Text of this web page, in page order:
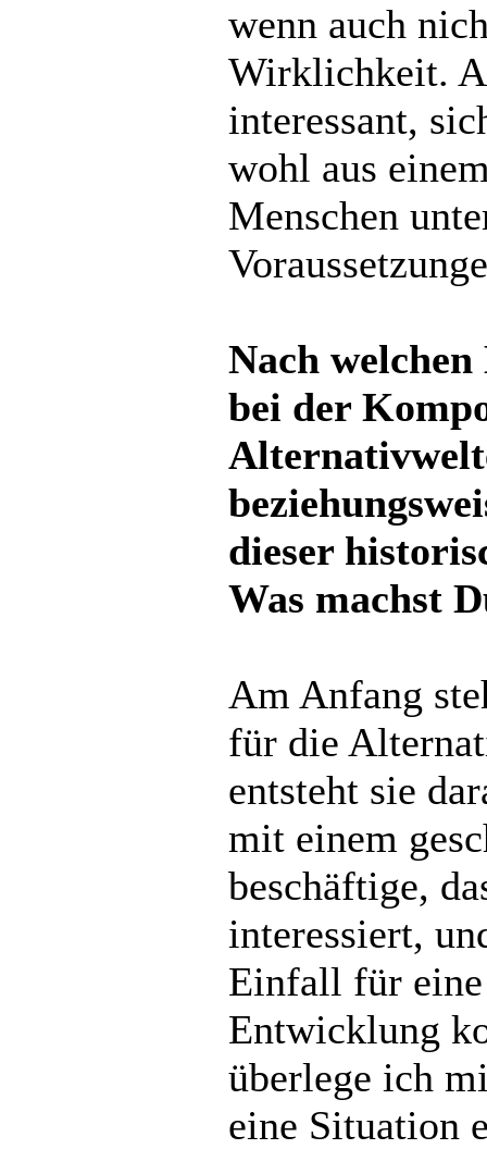
wenn auch
Wirklichkeit.
interessant,
wohl aus
Menschen
Nach
bei der
dieser
Was machst
Am Anfang
für die
entsteht sie
mit einem
beschäftige,
interessiert,
Einfall für eine
Entwicklung
überlege ich
eine Situation